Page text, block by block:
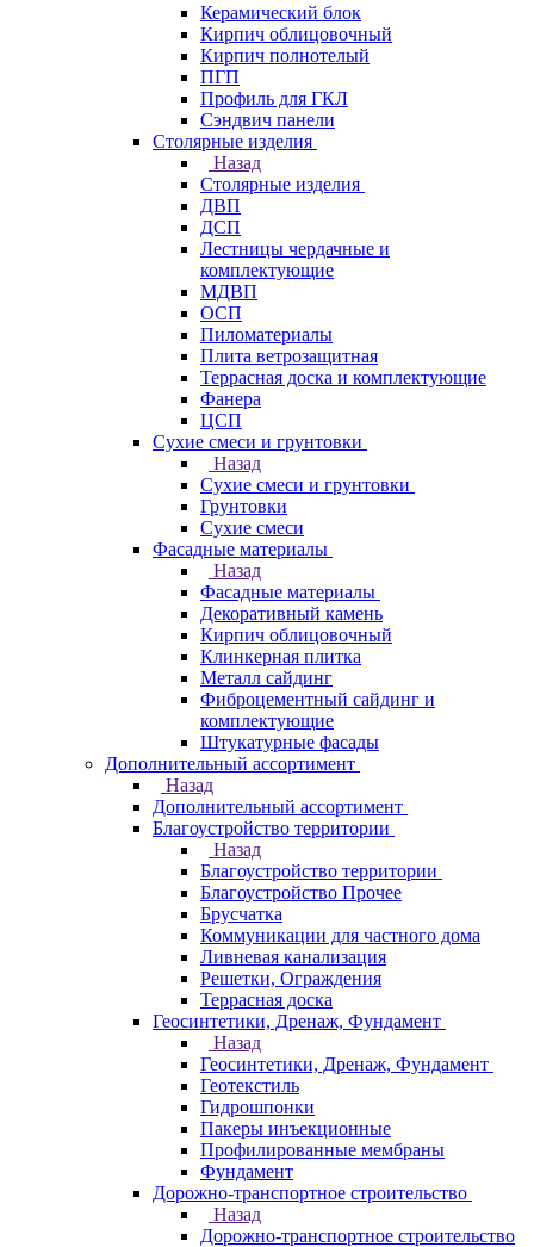
Керамический блок
Кирпич облицовочный
Кирпич полнотелый
ПГП
Профиль для ГКЛ
Сэндвич панели
Столярные изделия
Назад
Столярные изделия
ДВП
ДСП
Лестницы чердачные и
комплектующие
МДВП
ОСП
Пиломатериалы
Плита ветрозащитная
Террасная доска и комплектующие
Фанера
ЦСП
Сухие смеси и грунтовки
Назад
Сухие смеси и грунтовки
Грунтовки
Сухие смеси
Фасадные материалы
Назад
Фасадные материалы
Декоративный камень
Кирпич облицовочный
Клинкерная плитка
Металл сайдинг
Фиброцементный сайдинг и
комплектующие
Штукатурные фасады
Дополнительный ассортимент
Назад
Дополнительный ассортимент
Благоустройство территории
Назад
Благоустройство территории
Благоустройство Прочее
Брусчатка
Коммуникации для частного дома
Ливневая канализация
Решетки, Ограждения
Террасная доска
Геосинтетики, Дренаж, Фундамент
Назад
Геосинтетики, Дренаж, Фундамент
Геотекстиль
Гидрошпонки
Пакеры инъекционные
Профилированные мембраны
Фундамент
Дорожно-транспортное строительство
Назад
Дорожно-транспортное строительство